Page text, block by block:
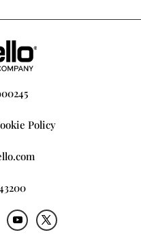
Policy